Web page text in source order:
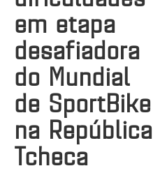
em etapa
desafiadora
do Mundial
de SportBike
na República
Tcheca